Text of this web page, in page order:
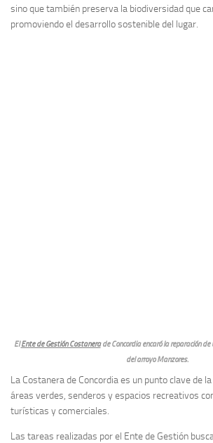
sino que también preserva la biodiversidad que
promoviendo el desarrollo sostenible del lugar.
ElEnte de Gestión Costanerade Concordia encaró la reparación
del arroyo Manzores.
La Costanera de Concordia es un punto clave de
áreas verdes, senderos y espacios recreativos
turísticas y comerciales.
Las tareas realizadas por el Ente de Gestión